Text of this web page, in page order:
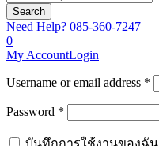
Need Help? 085-360-7247
0
My AccountLogin
Username or email address *
Password *
บันทึกการใช้งานของฉัน